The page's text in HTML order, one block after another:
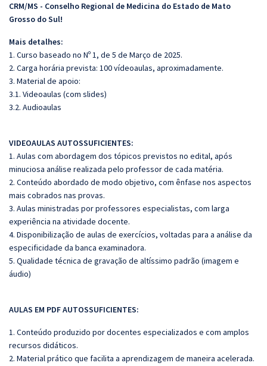
CRM/MS - Conselho Regional de Medicina do Estado de Mato
Grosso do Sul!
Mais detalhes:
1. Curso baseado no Nº 1, de 5 de Março de 2025.
2. Carga horária prevista: 100 vídeoaulas, aproximadamente.
3. Material de apoio:
3.1. Videoaulas (com slides)
3.2. Audioaulas
VIDEOAULAS AUTOSSUFICIENTES:
1. Aulas com abordagem dos tópicos previstos no edital, após
minuciosa análise realizada pelo professor de cada matéria.
2. Conteúdo abordado de modo objetivo, com ênfase nos aspectos
mais cobrados nas provas.
3. Aulas ministradas por professores especialistas, com larga
experiência na atividade docente.
4. Disponibilização de aulas de exercícios, voltadas para a análise da
especificidade da banca examinadora.
5. Qualidade técnica de gravação de altíssimo padrão (imagem e
áudio)
AULAS EM PDF AUTOSSUFICIENTES:
1. Conteúdo produzido por docentes especializados e com amplos
recursos didáticos.
2. Material prático que facilita a aprendizagem de maneira acelerada.